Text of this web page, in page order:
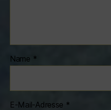
Name *
E-Mail-Adresse *